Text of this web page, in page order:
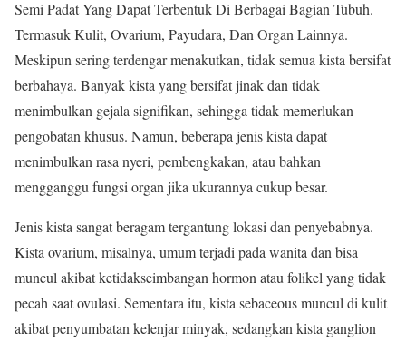
Semi Padat Yang Dapat Terbentuk Di Berbagai Bagian Tubuh.
Termasuk Kulit, Ovarium, Payudara, Dan Organ Lainnya.
Meskipun sering terdengar menakutkan, tidak semua kista bersifat
berbahaya. Banyak kista yang bersifat jinak dan tidak
menimbulkan gejala signifikan, sehingga tidak memerlukan
pengobatan khusus. Namun, beberapa jenis kista dapat
menimbulkan rasa nyeri, pembengkakan, atau bahkan
mengganggu fungsi organ jika ukurannya cukup besar.
Jenis kista sangat beragam tergantung lokasi dan penyebabnya.
Kista ovarium, misalnya, umum terjadi pada wanita dan bisa
muncul akibat ketidakseimbangan hormon atau folikel yang tidak
pecah saat ovulasi. Sementara itu, kista sebaceous muncul di kulit
akibat penyumbatan kelenjar minyak, sedangkan kista ganglion